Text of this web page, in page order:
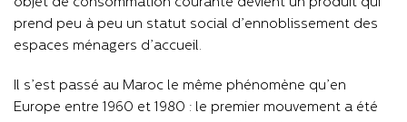
objet de consommation courante devient un produit qui
prend peu à peu un statut social d’ennoblissement des
espaces ménagers d’accueil.
Il s’est passé au Maroc le même phénomène qu’en
Europe entre 1960 et 1980 : le premier mouvement a été